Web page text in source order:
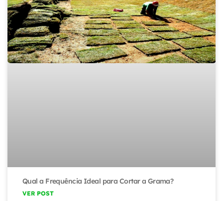
Qual a Frequência Ideal para Cortar a Grama?
VER POST